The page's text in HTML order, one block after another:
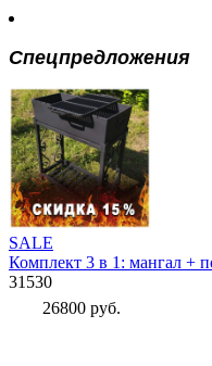
Спецпредложения
SALE
Комплект 3 в 1: мангал +
31530
26800 руб.